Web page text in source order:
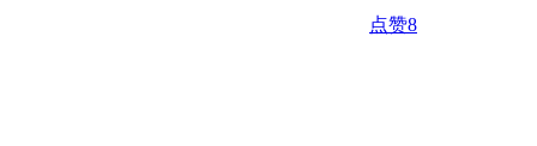
点赞8